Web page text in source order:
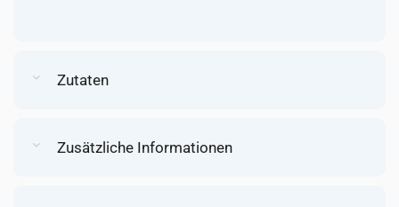
Zutaten
Zusätzliche Informationen